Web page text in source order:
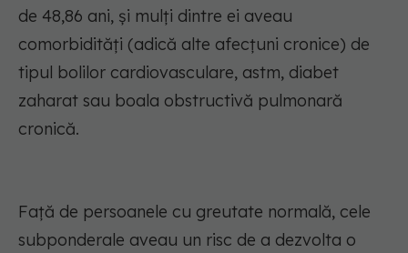
de 48,86 ani, și mulți dintre ei aveau
comorbidități (adică alte afecțuni cronice) de
tipul bolilor cardiovasculare, astm, diabet
zaharat sau boala obstructivă pulmonară
cronică.
Față de persoanele cu greutate normală, cele
subponderale aveau un risc de a dezvolta o